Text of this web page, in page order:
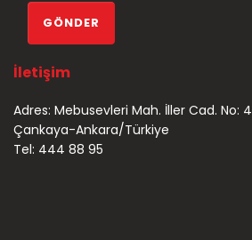
İletişim
Adres: Mebusevleri Mah. İller Cad. No: 4
Çankaya-Ankara/Türkiye
Tel: 444 88 95